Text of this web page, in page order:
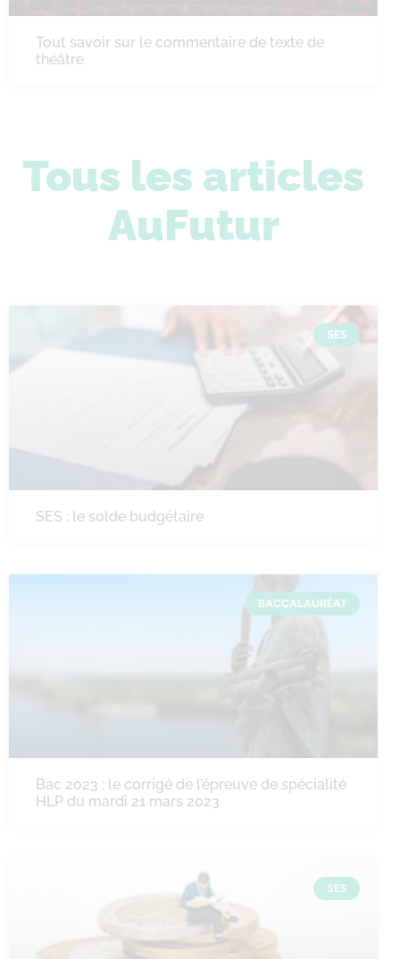
Tout savoir sur le commentaire de texte de
théâtre
Tous les articles
AuFutur
SES
SES : le solde budgétaire
BACCALAURÉAT
Bac 2023 : le corrigé de l’épreuve de spécialité
HLP du mardi 21 mars 2023
SES